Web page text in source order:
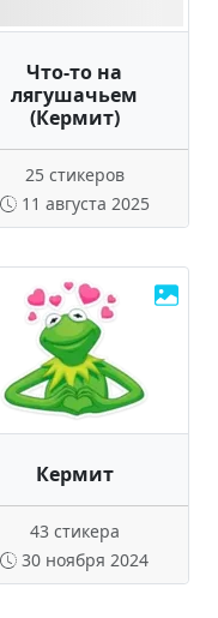
Что-то на
лягушачьем
(Кермит)
25 стикеров
11 августа 2025
Кермит
43 стикера
30 ноября 2024